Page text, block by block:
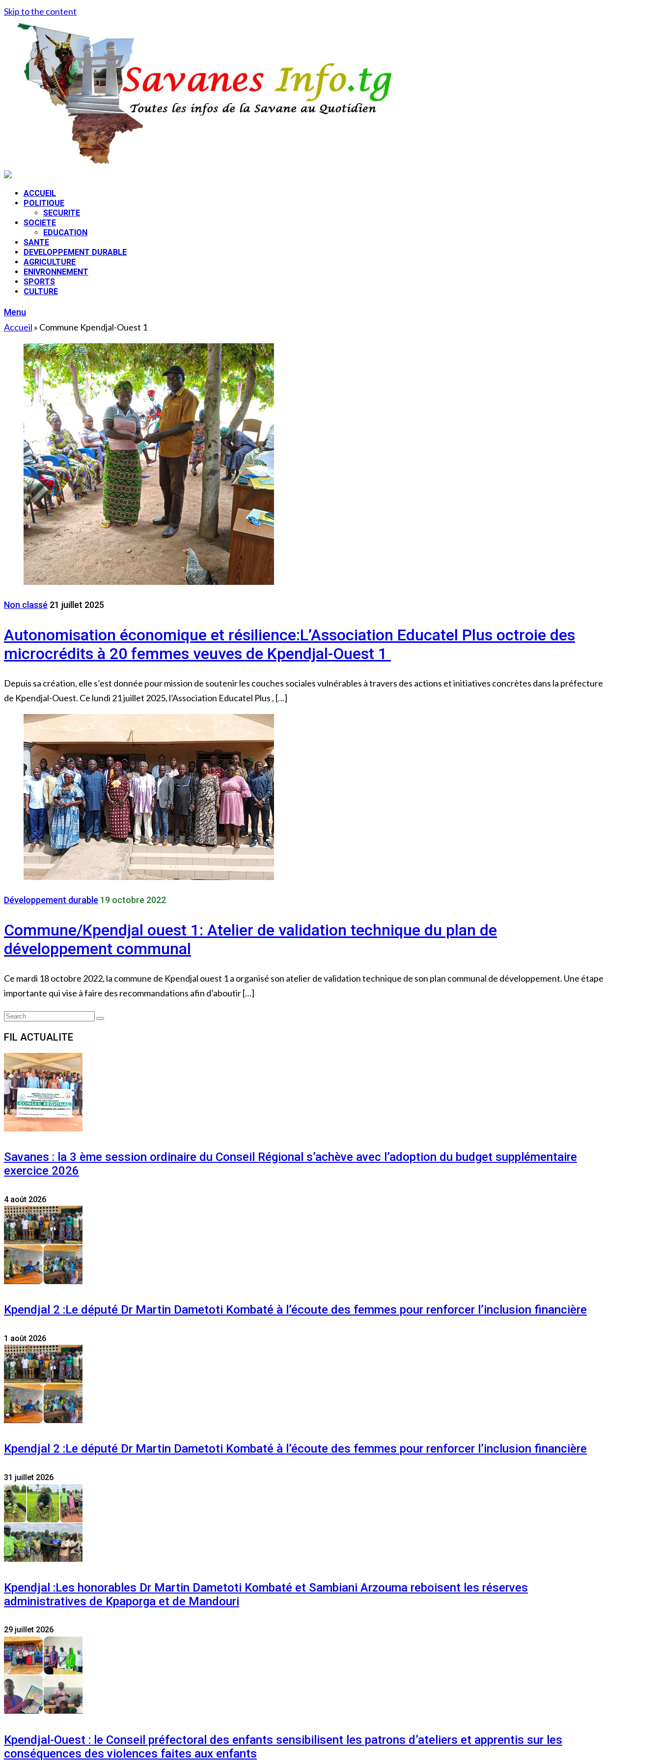
Skip to the content
ACCUEIL
POLITIQUE
SECURITE
SOCIETE
EDUCATION
SANTE
DEVELOPPEMENT DURABLE
AGRICULTURE
ENIVRONNEMENT
SPORTS
CULTURE
Menu
Accueil » Commune Kpendjal-Ouest 1
Non classé 21 juillet 2025
Autonomisation économique et résilience:L’Association Educatel Plus octroie des
microcrédits à 20 femmes veuves de Kpendjal-Ouest 1
Depuis sa création, elle s’est donnée pour mission de soutenir les couches sociales vulnérables à travers des actions et initiatives concrètes dans la préfecture
de Kpendjal-Ouest. Ce lundi 21 juillet 2025, l’Association Educatel Plus , […]
Développement durable 19 octobre 2022
Commune/Kpendjal ouest 1: Atelier de validation technique du plan de
développement communal
Ce mardi 18 octobre 2022, la commune de Kpendjal ouest 1 a organisé son atelier de validation technique de son plan communal de développement. Une étape
importante qui vise à faire des recommandations afin d’aboutir […]
Search
Search
FIL ACTUALITE
Savanes : la 3 ème session ordinaire du Conseil Régional s’achève avec l’adoption du budget supplémentaire
exercice 2026
4 août 2026
Kpendjal 2 :Le député Dr Martin Dametoti Kombaté à l’écoute des femmes pour renforcer l’inclusion financière
1 août 2026
Kpendjal 2 :Le député Dr Martin Dametoti Kombaté à l’écoute des femmes pour renforcer l’inclusion financière
31 juillet 2026
Kpendjal :Les honorables Dr Martin Dametoti Kombaté et Sambiani Arzouma reboisent les réserves
administratives de Kpaporga et de Mandouri
29 juillet 2026
Kpendjal-Ouest : le Conseil préfectoral des enfants sensibilisent les patrons d’ateliers et apprentis sur les
conséquences des violences faites aux enfants